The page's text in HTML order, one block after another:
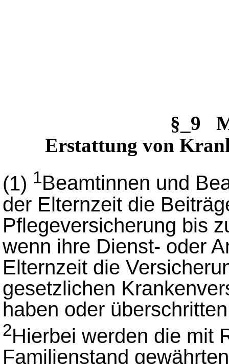
§_9
Erstattung von
(1) 1Beamtinnen und
der Elternzeit die
Pflegeversicherung bis
wenn ihre Dienst- oder
Elternzeit die
gesetzlichen
haben oder
2Hierbei werden die mit
Familienstand